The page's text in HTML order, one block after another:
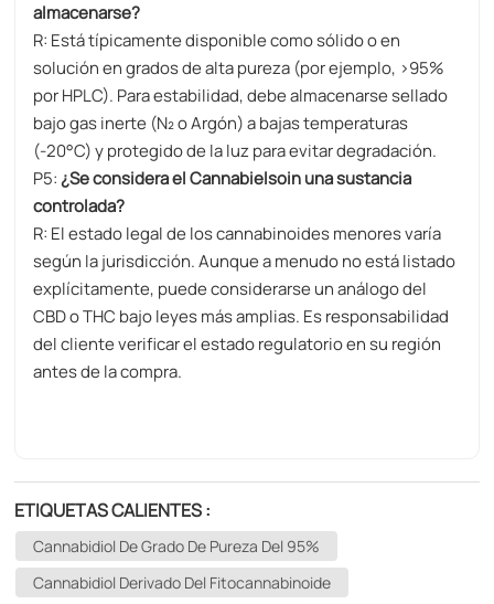
almacenarse?​​
​R:​​ Está típicamente disponible como sólido o en
solución en grados de alta pureza (por ejemplo, >95%
por HPLC). Para estabilidad, debe almacenarse ​sellado
bajo gas inerte (N₂ o Argón) a bajas temperaturas
(-20°C) y protegido de la luz​ para evitar degradación.
P5:¿Se considera el Cannabielsoin una sustancia
controlada?​​
​R:​​ El estado legal de los cannabinoides menores varía
según la jurisdicción. Aunque a menudo no está listado
explícitamente, puede considerarse un análogo del
CBD o THC bajo leyes más amplias. ​Es responsabilidad
del cliente verificar el estado regulatorio​ en su región
antes de la compra.
ETIQUETAS CALIENTES :
Cannabidiol De Grado De Pureza Del 95%
Cannabidiol Derivado Del Fitocannabinoide